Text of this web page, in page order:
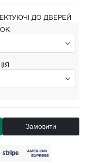
ДО ДВЕРЕЙ
Замовити